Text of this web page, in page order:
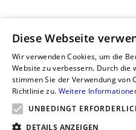
Diese Webseite
Wir verwenden Cookies, um die
Website zu verbessern. Durch die
stimmen Sie der Verwendung von
Richtlinie zu. Weitere
UNBEDINGT
DETAILS ANZEIGEN